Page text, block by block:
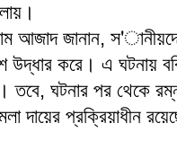
আজাদ জানান,
উদ্ধার করে। এ ঘটনায়
তবে, ঘটনার পর থেকে
দায়ের প্রক্রিয়াধীন